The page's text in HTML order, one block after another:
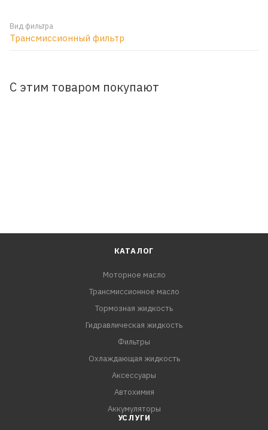
Вид фильтра
Трансмиссионный фильтр
С этим товаром покупают
КАТАЛОГ
Моторное масло
Трансмиссионное масло
Тормозная жидкость
Гидравлическая жидкость
Фильтры
Охлаждающая жидкость
Аксессуары
Автохимия
Аккумуляторы
УСЛУГИ